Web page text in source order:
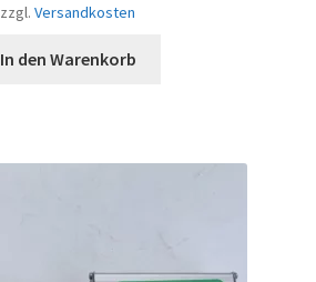
zzgl. Versandkosten
In den Warenkorb